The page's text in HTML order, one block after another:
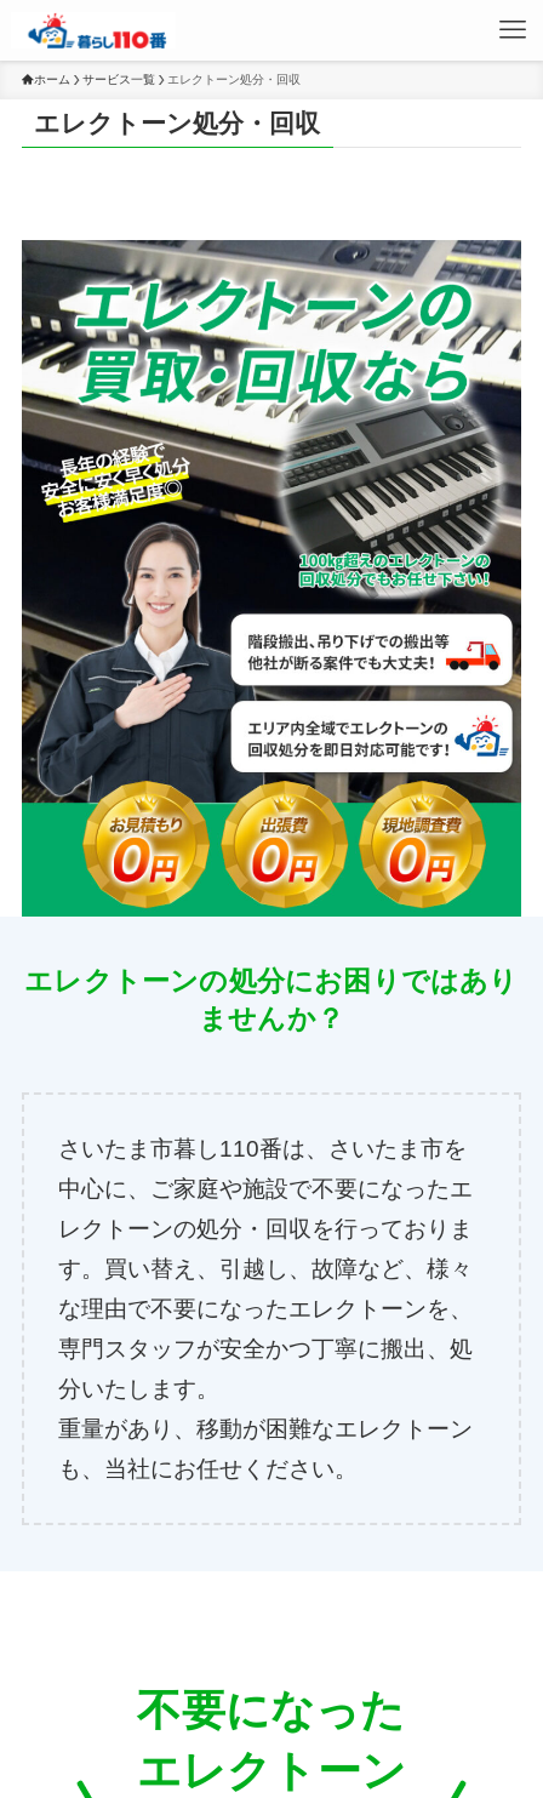
ホーム サービス一覧 エレクトーン処分・回収
エレクトーン処分・回収
エレクトーンの処分にお困りではあり
ませんか？
さいたま市暮し110番は、さいたま市を
中心に、ご家庭や施設で不要になったエ
レクトーンの処分・回収を行っておりま
す。買い替え、引越し、故障など、様々
な理由で不要になったエレクトーンを、
専門スタッフが安全かつ丁寧に搬出、処
分いたします。
重量があり、移動が困難なエレクトーン
も、当社にお任せください。
不要になった
エレクトーン